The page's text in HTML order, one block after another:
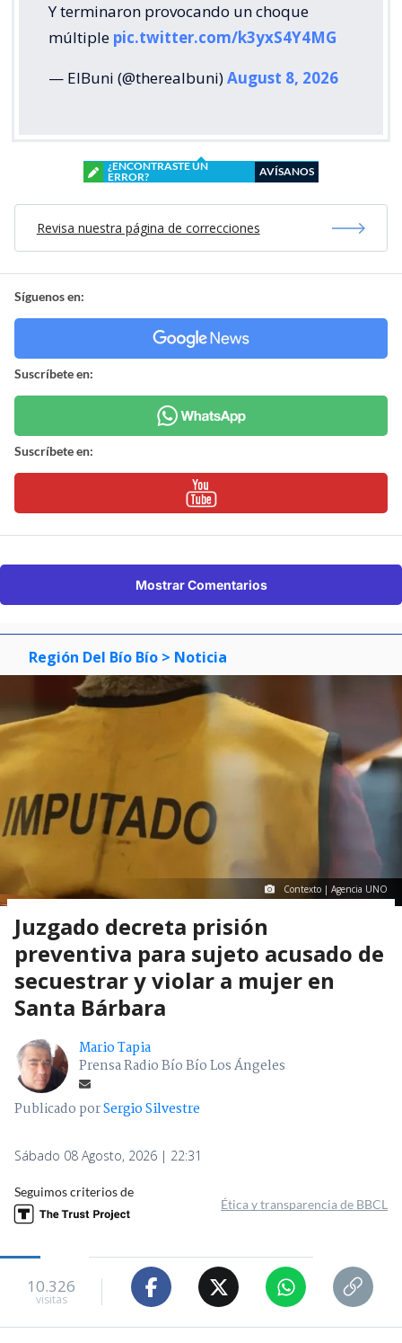
Y terminaron provocando un choque
múltiple pic.twitter.com/k3yxS4Y4MG
— ElBuni (@therealbuni)August 8, 2026
¿ENCONTRASTE UN
ERROR?
AVÍSANOS
Revisa nuestra página de correcciones
Síguenos en:
Suscríbete en:
Suscríbete en:
Mostrar Comentarios
Región Del Bío Bío > Noticia
Contexto | Agencia UNO
Juzgado decreta prisión
preventiva para sujeto acusado de
secuestrar y violar a mujer en
Santa Bárbara
Mario Tapia
Prensa Radio Bío Bío Los Ángeles
Publicado porSergio Silvestre
Sábado 08 Agosto, 2026 | 22:31
Seguimos criterios de
Ética y transparencia de BBCL
10.326
visitas